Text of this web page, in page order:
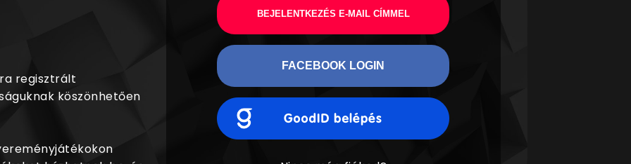
regisztrált
köszönhetően
BEJELENTKEZÉS E-MAIL CÍMMEL
FACEBOOK LOGIN